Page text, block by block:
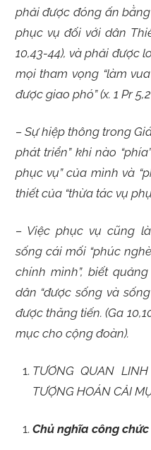
phải được đóng ấn
phục vụ đối với dân
10,43-44), và phải được
mọi tham vọng “làm
được giao phó” (x. 1 Pr
– Sự hiệp thông trong
phát triển” khi nào
phục vụ” của mình và
thiết của “thừa tác vụ
– Việc phục vụ cũng
sống cái mối “phúc
chính mình”, biết
dân “được sống và
được thăng tiến. (Ga
mục cho cộng đoàn).
TƯƠNG QUAN
TƯỢNG HOÁN CẢI
Chủ nghĩa công